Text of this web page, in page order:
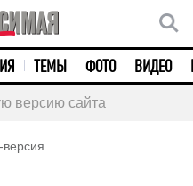
ТЕМЫ ФОТО ВИДЕО
версию сайта
версия